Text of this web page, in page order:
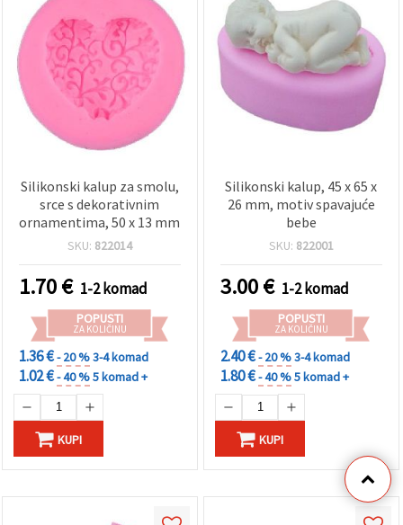
Silikonski kalup za smolu,
srce s dekorativnim
ornamentima, 50 x 13 mm
SKU: 822014
1.70€ 1-2 komad
POPUSTI
ZA KOLIČINU
1.36 €- 20 %3-4 komad
1.02 €- 40 %5 komad +
KUPI
Silikonski kalup, 45 x 65 x
26 mm, motiv spavajuće
bebe
SKU: 822001
3.00€ 1-2 komad
POPUSTI
ZA KOLIČINU
2.40 €- 20 %3-4 komad
1.80 €- 40 %5 komad +
KUPI